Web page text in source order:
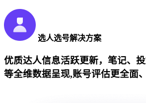
选人选号解决方案
优质达人信息活跃更新，笔记、
等全维数据呈现,账号评估更全面